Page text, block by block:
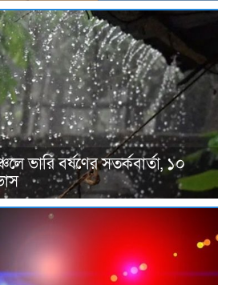
ভারি বর্ষণের সতর্কবার্তা, ১০